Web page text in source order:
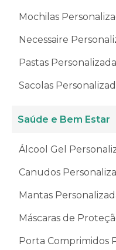
Mochilas
Necessaire
Pastas
Sacolas
Saúde e Bem Estar
Álcool Gel
Canudos
Mantas
Máscaras de
Porta Comprimidos